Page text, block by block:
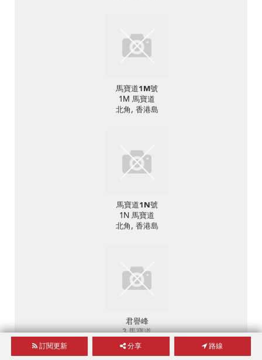
馬寶道1M號
1M 馬寶道
北角, 香港島
馬寶道1N號
1N 馬寶道
北角, 香港島
君譽峰
3 馬寶道
北角, 香港島
訂閱更新 分享 路線